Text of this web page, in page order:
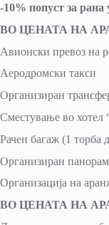
-10% попуст за ранa
ВО ЦЕНАТА НА
Авионски превоз на
Аеродромски такси
Организиран
Сместување во хотел
Рачен багаж (1 торба
Организиран
Организација на
ВО ЦЕНАТА НА